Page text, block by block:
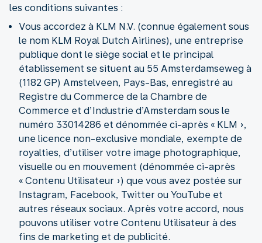
les conditions suivantes :
Vous accordez à KLM N.V. (connue également sous
le nom KLM Royal Dutch Airlines), une entreprise
publique dont le siège social et le principal
établissement se situent au 55 Amsterdamseweg à
(1182 GP) Amstelveen, Pays-Bas, enregistré au
Registre du Commerce de la Chambre de
Commerce et d’Industrie d’Amsterdam sous le
numéro 33014286 et dénommée ci-après « KLM »,
une licence non-exclusive mondiale, exempte de
royalties, d’utiliser votre image photographique,
visuelle ou en mouvement (dénommée ci-après
« Contenu Utilisateur ») que vous avez postée sur
Instagram, Facebook, Twitter ou YouTube et
autres réseaux sociaux. Après votre accord, nous
pouvons utiliser votre Contenu Utilisateur à des
fins de marketing et de publicité.